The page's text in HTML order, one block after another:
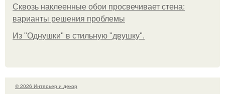
Сквозь наклеенные обои просвечивает стена:
варианты решения проблемы
Из "Однушки" в стильную "двушку".
© 2026 Интерьер и декор